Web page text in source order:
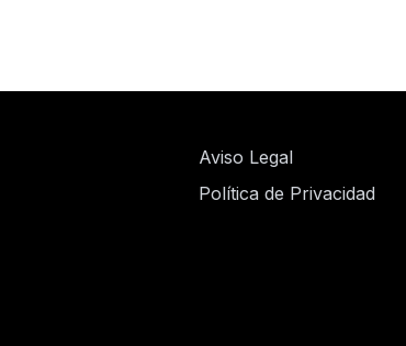
Aviso Legal
Política de Privacidad